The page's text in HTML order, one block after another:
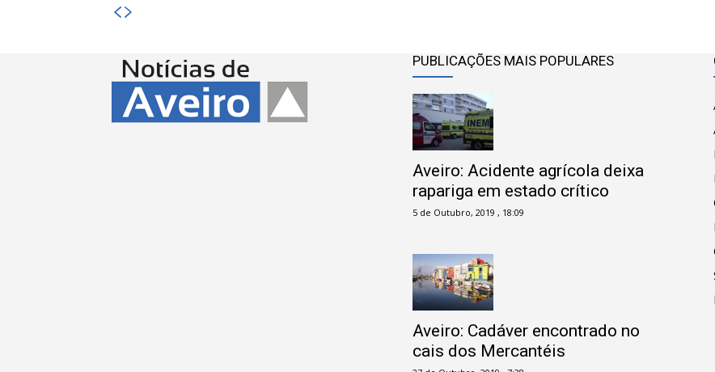
PUBLICAÇÕES MAIS POPULARES
Aveiro: Acidente agrícola deixa
rapariga em estado crítico
5 de Outubro, 2019 , 18:09
Aveiro: Cadáver encontrado no
cais dos Mercantéis